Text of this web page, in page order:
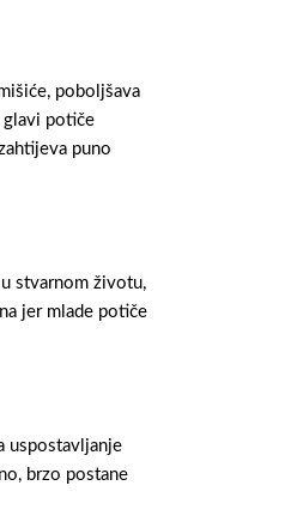
poboljšava
glavi potiče
puno
stvarnom životu,
jer mlade potiče
uspostavljanje
brzo postane